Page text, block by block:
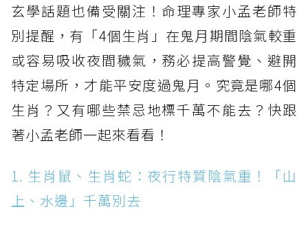
玄學話題也備受關注！命理專家小孟老師特
別提醒，有「4個生肖」在鬼月期間陰氣較重
或容易吸收夜間穢氣，務必提高警覺、避開
特定場所，才能平安度過鬼月。究竟是哪4個
生肖？又有哪些禁忌地標千萬不能去？快跟
著小孟老師一起來看看！
1. 生肖鼠、生肖蛇：夜行特質陰氣重！「山
上、水邊」千萬別去